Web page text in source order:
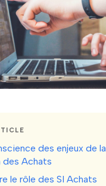
des enjeux de la
Achats
le rôle des SI Achats